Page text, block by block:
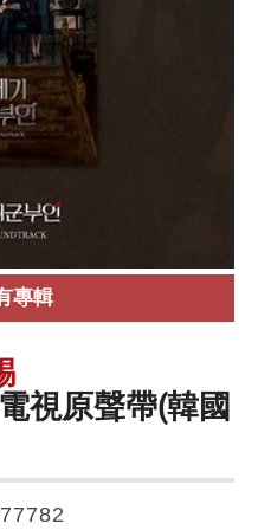
專輯
視原聲帶(韓國